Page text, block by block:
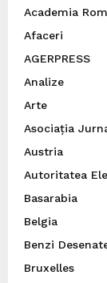
Academia
Afaceri
AGERPRESS
Analize
Arte
Asociația
Austria
Autoritatea
Basarabia
Belgia
Benzi
Bruxelles